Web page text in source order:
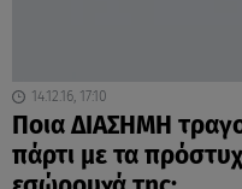
14.12.16, 17:10
Ποια ΔΙΑΣΗΜΗ
πάρτι με τα